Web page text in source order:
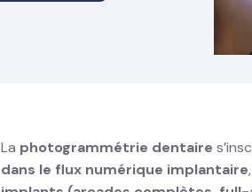
La photogrammétrie dentaire
dans le flux numérique implantaire